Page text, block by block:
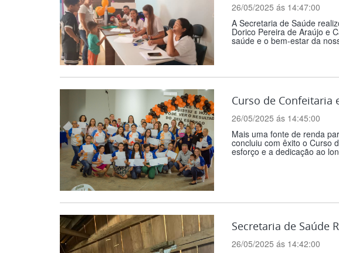
26/05/2025 ás 14:47:00
A Secretaria de Saúde
Dorico Pereira de Araújo e
saúde e o bem-estar da
Curso de Confeitaria
26/05/2025 ás 14:45:00
Mais uma fonte de renda
concluiu com êxito o Curso
esforço e a dedicação ao
Secretaria de Saúde
26/05/2025 ás 14:42:00